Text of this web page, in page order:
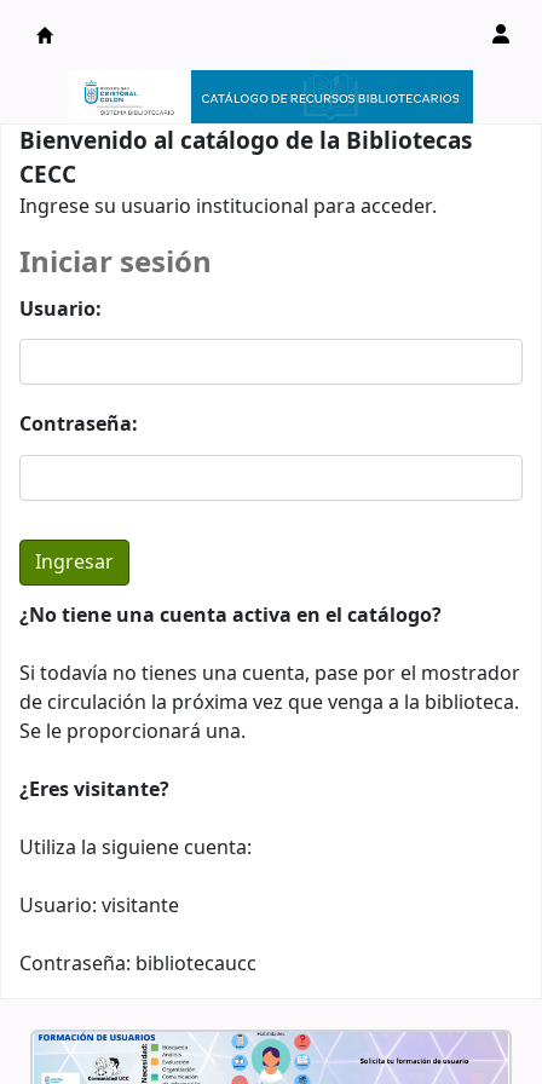
Catálogo en línea
Bienvenido al catálogo de la Bibliotecas
CECC
Ingrese su usuario institucional para acceder.
Iniciar sesión
Usuario:
Contraseña:
¿No tiene una cuenta activa en el catálogo?
Si todavía no tienes una cuenta, pase por el mostrador
de circulación la próxima vez que venga a la biblioteca.
Se le proporcionará una.
¿Eres visitante?
Utiliza la siguiene cuenta:
Usuario: visitante
Contraseña: bibliotecaucc